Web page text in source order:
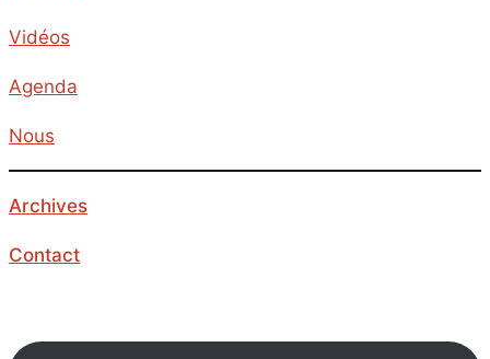
Vidéos
Agenda
Nous
Archives
Contact